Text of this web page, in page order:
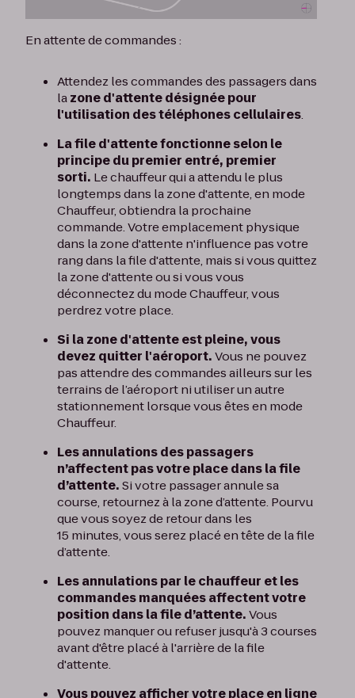
En attente de commandes :
Attendez les commandes des passagers dans
lazone d'attente désignée pour
l'utilisation des téléphones cellulaires.
La file d'attente fonctionne selon le
principe du premier entré, premier
sorti. Le chauffeur qui a attendu le plus
longtemps dans la zone d'attente, en mode
Chauffeur, obtiendra la prochaine
commande. Votre emplacement physique
dans la zone d'attente n'influence pas votre
rang dans la file d'attente, mais si vous quittez
la zone d'attente ou si vous vous
déconnectez du mode Chauffeur, vous
perdrez votre place.
Si la zone d'attente est pleine, vous
devez quitter l'aéroport.Vous ne pouvez
pas attendre des commandes ailleurs sur les
terrains de l’aéroport ni utiliser un autre
stationnement lorsque vous êtes en mode
Chauffeur.
Les annulations des passagers
n’affectent pas votre place dans la file
d’attente.Si votre passager annule sa
course, retournez à la zone d’attente. Pourvu
que vous soyez de retour dans les
15 minutes, vous serez placé en tête de la file
d’attente.
Les annulations par le chauffeur et les
commandes manquées affectent votre
position dans la file d’attente.Vous
pouvez manquer ou refuser jusqu'à 3 courses
avant d'être placé à l'arrière de la file
d'attente.
Vous pouvez afficher votre place en ligne